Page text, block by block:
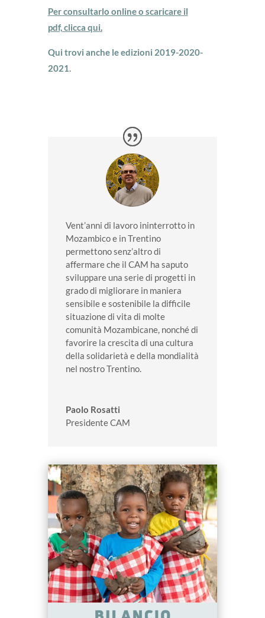
Per consultarlo online o scaricare il
pdf, clicca qui
Qui trovi anche le edizioni 2019-2020-
2021
Vent’anni di lavoro ininterrotto in
Mozambico e in Trentino
permettono senz’altro di
affermare che il CAM ha saputo
sviluppare una serie di progetti in
grado di migliorare in maniera
sensibile e sostenibile la difficile
situazione di vita di molte
comunità Mozambicane, nonché di
favorire la crescita di una cultura
della solidarietà e della mondialità
nel nostro Trentino.
Paolo Rosatti
Presidente CAM